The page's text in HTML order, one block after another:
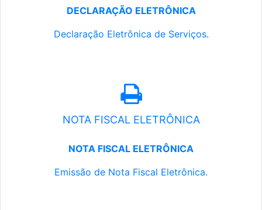
DECLARAÇÃO ELETRÔNICA
Declaração Eletrônica de Serviços.
NOTA FISCAL ELETRÔNICA
NOTA FISCAL ELETRÔNICA
Emissão de Nota Fiscal Eletrônica.